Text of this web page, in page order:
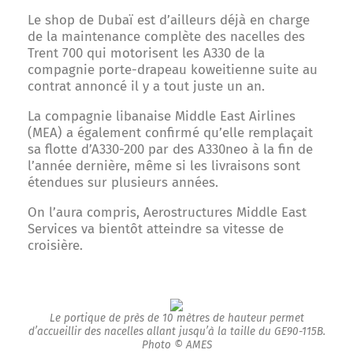
Le shop de Dubaï est d’ailleurs déjà en charge
de la maintenance complète des nacelles des
Trent 700 qui motorisent les A330 de la
compagnie porte-drapeau koweitienne suite au
contrat annoncé il y a tout juste un an.
La compagnie libanaise Middle East Airlines
(MEA) a également confirmé qu’elle remplaçait
sa flotte d’A330-200 par des A330neo à la fin de
l’année dernière, même si les livraisons sont
étendues sur plusieurs années.
On l’aura compris, Aerostructures Middle East
Services va bientôt atteindre sa vitesse de
croisière.
Le portique de près de 10 mètres de hauteur permet
d’accueillir des nacelles allant jusqu’à la taille du GE90-115B.
Photo © AMES